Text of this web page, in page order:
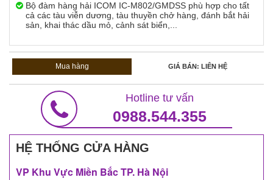
Bộ đàm hàng hải ICOM IC-M802/GMDSS​ phù hợp cho tất
cả các tàu viễn dương, tàu thuyền chở hàng, đánh bắt hải
sản, khai thác dầu mỏ, cảnh sát biển,...
Mua hàng GIÁ BÁN: LIÊN HỆ
Hotline tư vấn
0988.544.355
HỆ THỐNG CỬA HÀNG
VP Khu Vực Miền Bắc TP. Hà Nội